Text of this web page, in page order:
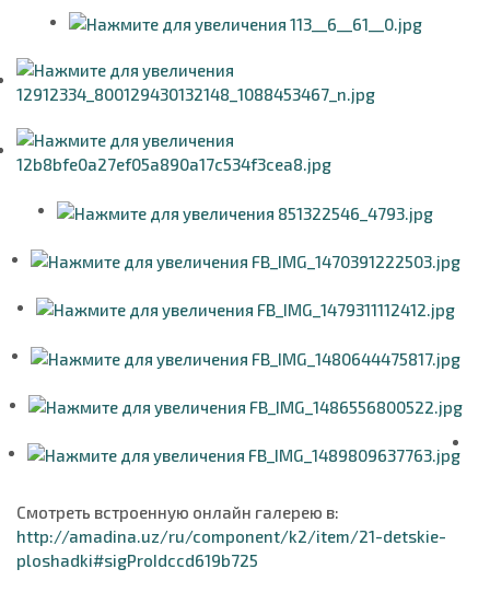
Смотреть встроенную онлайн галерею в:
http://amadina.uz/ru/component/k2/item/21-detskie-
ploshadki#sigProIdccd619b725